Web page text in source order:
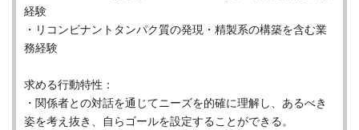
経験
・リコンビナントタンパク質の発現・精製系の構築を含む業
務経験
求める行動特性：
・関係者との対話を通じてニーズを的確に理解し、あるべき
姿を考え抜き、自らゴールを設定することができる。